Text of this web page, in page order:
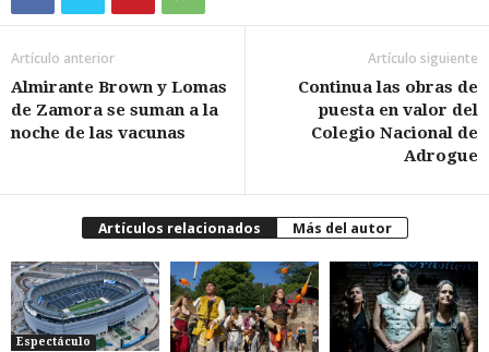
Artículo anterior
Almirante Brown y Lomas
de Zamora se suman a la
noche de las vacunas
Artículo siguiente
Continua las obras de
puesta en valor del
Colegio Nacional de
Adrogue
Artículos relacionados Más del autor
Espectáculo